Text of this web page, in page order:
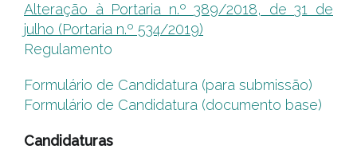
Alteração à Portaria n.º 389/2018, de 31 de
julho (Portaria n.º 534/2019)
Regulamento
Formulário de Candidatura (para submissão)
Formulário de Candidatura (documento base)
Candidaturas